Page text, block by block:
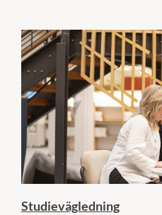
Studievägledning